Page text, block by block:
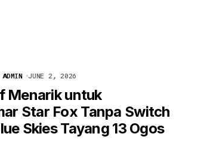
ADMIN JUNE 2, 2026
Menarik untuk
Star Fox Tanpa Switch
Skies Tayang 13 Ogos